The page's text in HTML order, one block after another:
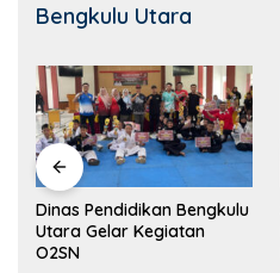
Bengkulu Utara
Dinas Pendidikan Bengkulu
Utara Gelar Kegiatan
O2SN